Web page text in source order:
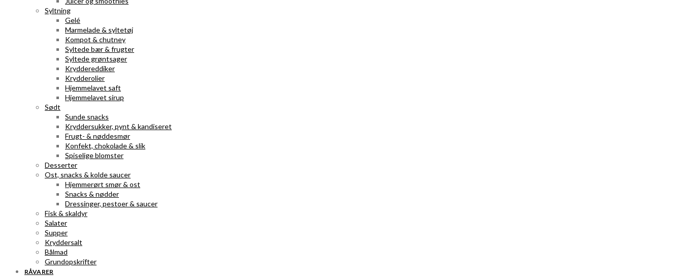
Syltning
Gelé
Marmelade & syltetøj
Kompot & chutney
Syltede bær & frugter
Syltede grøntsager
Kryddereddiker
Krydderolier
Hjemmelavet saft
Hjemmelavet sirup
Sødt
Sunde snacks
Kryddersukker, pynt & kandiseret
Frugt- & nøddesmør
Konfekt, chokolade & slik
Spiselige blomster
Desserter
Ost, snacks & kolde saucer
Hjemmerørt smør & ost
Snacks & nødder
Dressinger, pestoer & saucer
Fisk & skaldyr
Salater
Supper
Kryddersalt
Bålmad
Grundopskrifter
RÅVARER